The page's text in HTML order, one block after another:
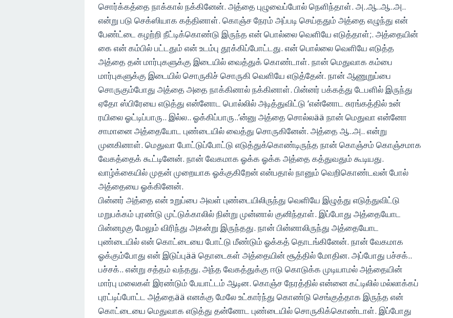
சொர்க்கத்தை நாக்கால் நக்கினேன். அத்தை புழுவைப்போல் நெளிந்தாள். அ..ஆ..ஆ..அ..
என்று படு செக்ஸியாக கத்தினாள். கொஞ்ச நேரம் அப்படி செய்ததும் அத்தை எழுந்து என்
பேண்ட்டை கழற்றி நீட்டிக்கொண்டு இருந்த என் பொல்லை வெளியே எடுத்தாள்;. அத்தையின்
கை என் கம்பில் பட்டதும் என் உடம்பு தூக்கிப்போட்டது. என் பொல்லை வெளியே எடுத்த
அத்தை தன் மார்புகளுக்கு இடையில் வைத்துக் கொண்டாள். நான் மெதுவாக கம்பை
மார்புகளுக்கு இடையில் சொருகிச் சொருகி வெளியே எடுத்தேன். நான் ஆணுறுப்பை
சொருகும்போது அத்தை அதை நாக்கினால் நக்கினாள். பின்னர் பக்கத்து டேபளில் இருந்து
ஏதோ ஸ்பிரேயை எடுத்து என்னோட பொல்லில் அடித்துவிட்டு ‘என்னோட சுரங்கத்தில் உன்
ரயிலை ஓட்டிப்பாரு.. இல்ல.. ஓக்கிப்பாரு..’ன்னு அத்தை சொல்லää நான் மெதுவா என்னோ
சாமானை அத்தையோட புண்டையில் வைத்து சொருகினேன். அத்தை ஆ..அ.. என்று
முனகினாள். மெதுவா போட்டுப்போட்டு எடுத்துக்கொண்டிருந்த நான் கொஞ்சம் கொஞ்சமாக
வேகத்தைக் கூட்டினேன். நான் வேகமாக ஓக்க ஓக்க அத்தை கத்துவதும் கூடியது.
வாழ்க்கையில் முதன் முறையாக ஓக்குகிறேன் என்பதால் நானும் வெறிகொண்டவன் போல்
அத்தையை ஓக்கினேன்.
பின்னர் அத்தை என் உறுப்பை அவள் புண்டையிலிருந்து வெளியே இழுத்து எடுத்துவிட்டு
மறுபக்கம் புரண்டு முட்டுக்காலில் நின்று முன்னால் குனிந்தாள். இப்போது அத்தையோட
பின்னழகு மேலும் விரிந்து அகன்று இருந்தது. நான் பின்னாலிருந்து அத்தையோட
புண்டையில் என் கொட்டையை போட்டு மீண்டும் ஓக்கத் தொடங்கினேன். நான் வேகமாக
ஓக்கும்போது என் இடுப்புää தொடைகள் அத்தையின் சூத்தில் மோதின. அப்போது பச்சக்..
பச்சக்.. என்று சத்தம் வந்தது. அந்த வேகத்துக்கு ஈடு கொடுக்க முடியாமல் அத்தையின்
மார்பு மலைகள் இரண்டும் பேயாட்டம் ஆடின. கொஞ்ச நேரத்தில் என்னை கட்டிலில் மல்லாக்கப்
புரட்டிப்போட்ட அத்தைää எனக்கு மேலே உட்கார்ந்து கொண்டு செங்குத்தாக இருந்த என்
கொட்டையை மெதுவாக எடுத்து தன்னோட புண்டையில் சொருகிக்கொண்டாள். இப்போது